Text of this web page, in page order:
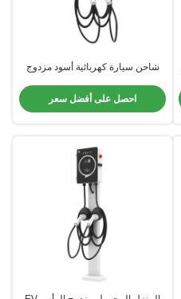
شاحن سيارة كهربائية أسود مزدوج
بطيء 7-9 ساعات
احصل على أفضل سعر